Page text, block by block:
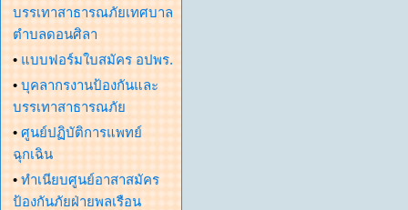
บรรเทาสาธารณภัยเทศบาล
ตำบลดอนศิลา
• แบบฟอร์มใบสมัคร อปพร.
• บุคลากรงานป้องกันและ
บรรเทาสาธารณภัย
• ศูนย์ปฏิบัติการแพทย์
ฉุกเฉิน
• ทำเนียบศูนย์อาสาสมัคร
ป้องกันภัยฝ่ายพลเรือน